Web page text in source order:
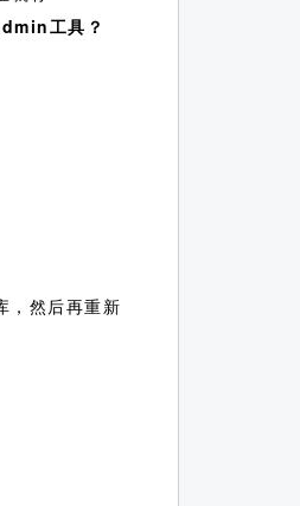
工具？
，然后再重新